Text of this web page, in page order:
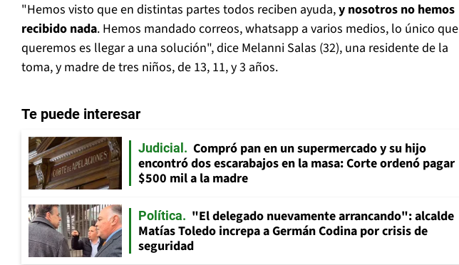
"Hemos visto que en distintas partes todos reciben ayuda,y nosotros no hemos
recibido nada. Hemos mandado correos, whatsapp a varios medios, lo único que
queremos es llegar a una solución", dice Melanni Salas (32), una residente de la
toma, y madre de tres niños, de 13, 11, y 3 años.
Te puede interesar
Judicial
Compró pan en un supermercado y su hijo
encontró dos escarabajos en la masa: Corte ordenó pagar
$500 mil a la madre
Política
"El delegado nuevamente arrancando": alcalde
Matías Toledo increpa a Germán Codina por crisis de
seguridad